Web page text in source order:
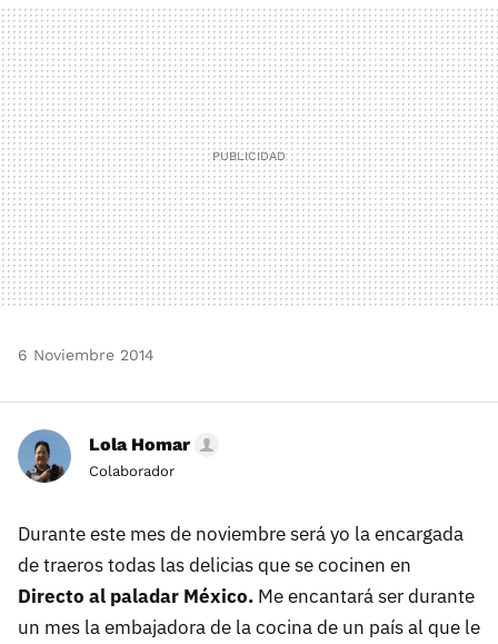
MAIL
6 Noviembre 2014
Lola Homar
Colaborador
Durante este mes de noviembre será yo la encargada
de traeros todas las delicias que se cocinen en
Directo al paladar México. Me encantará ser durante
un mes la embajadora de la cocina de un país al que le